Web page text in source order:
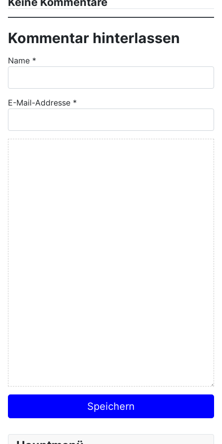
Kommentar hinterlassen
Name *
E-Mail-Addresse *
Kommentar Text
Speichern